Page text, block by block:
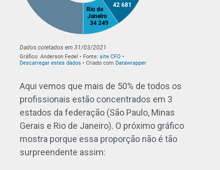
Aqui vemos que mais de 50% de todos os
profissionais estão concentrados em 3
estados da federação (São Paulo, Minas
Gerais e Rio de Janeiro). O próximo gráfico
mostra porque essa proporção não é tão
surpreendente assim: